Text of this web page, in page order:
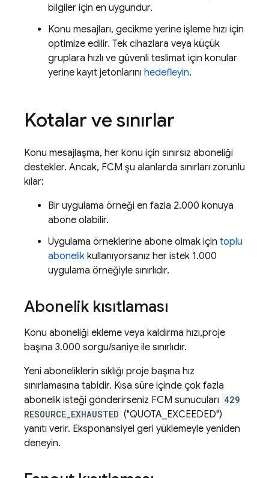
bilgiler için en uygundur.
Konu mesajları, gecikme yerine işleme hızı için
optimize edilir. Tek cihazlara veya küçük
gruplara hızlı ve güvenli teslimat için konular
yerine kayıt jetonlarını hedefleyin.
Kotalar ve sınırlar
Konu mesajlaşma, her konu için sınırsız aboneliği
destekler. Ancak, FCM şu alanlarda sınırları zorunlu
kılar:
Bir uygulama örneği en fazla 2.000 konuya
abone olabilir.
Uygulama örneklerine abone olmak için toplu
abonelik kullanıyorsanız her istek 1.000
uygulama örneğiyle sınırlıdır.
Abonelik kısıtlaması
Konu aboneliği ekleme veya kaldırma hızı,proje
başına 3.000 sorgu/saniye ile sınırlıdır.
Yeni aboneliklerin sıklığı proje başına hız
sınırlamasına tabidir. Kısa süre içinde çok fazla
abonelik isteği gönderirseniz FCM sunucuları 429
RESOURCE_EXHAUSTED ("QUOTA_EXCEEDED")
yanıtı verir. Eksponansiyel geri yüklemeyle yeniden
deneyin.